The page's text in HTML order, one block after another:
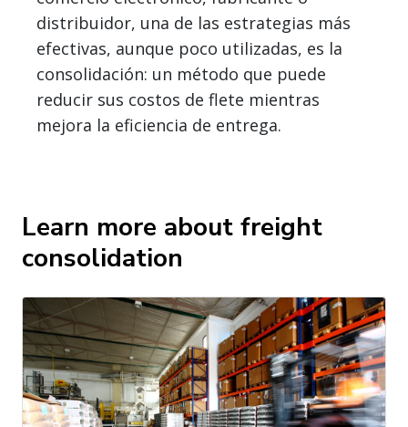
distribuidor, una de las estrategias más
efectivas, aunque poco utilizadas, es la
consolidación: un método que puede
reducir sus costos de flete mientras
mejora la eficiencia de entrega.
Learn more about freight
consolidation